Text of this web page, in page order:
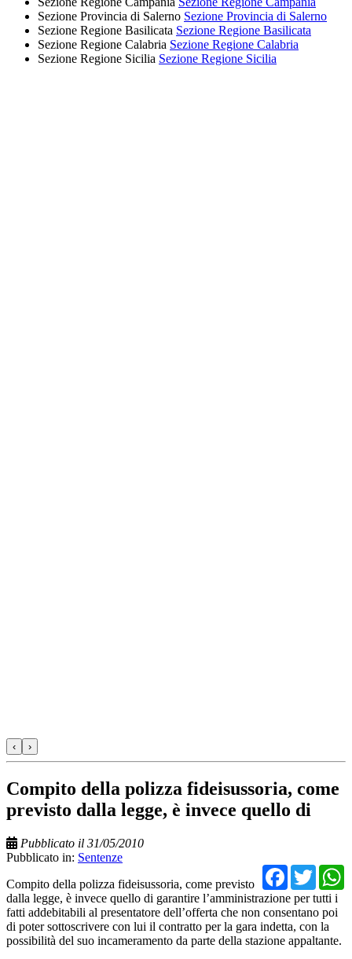
Sezione Provincia di Salerno Sezione Provincia di Salerno
Sezione Regione Basilicata Sezione Regione Basilicata
Sezione Regione Calabria Sezione Regione Calabria
Sezione Regione Sicilia Sezione Regione Sicilia
‹ ›
Compito della polizza fideisussoria, come
previsto dalla legge, è invece quello di
Pubblicato il 31/05/2010
Pubblicato in: Sentenze
Compito della polizza fideisussoria, come previsto
dalla legge, è invece quello di garantire l’amministrazione per tutti i
fatti addebitabili al presentatore dell’offerta che non consentano poi
di poter sottoscrivere con lui il contratto per la gara indetta, con la
possibilità del suo incameramento da parte della stazione appaltante.